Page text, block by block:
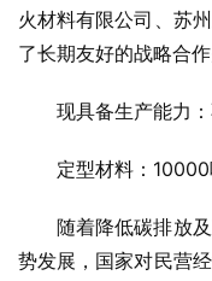
火材料有限公司、苏
了长期友好的战略合作
现具备生产能力
定型材料：10000
随着降低碳排放
势发展，国家对民营